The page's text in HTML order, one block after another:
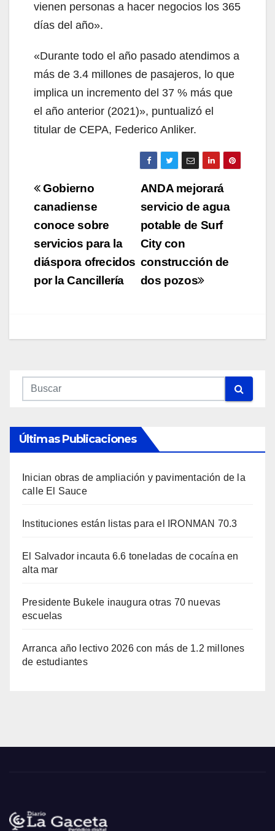
vienen personas a hacer negocios los 365
días del año».
«Durante todo el año pasado atendimos a
más de 3.4 millones de pasajeros, lo que
implica un incremento del 37 % más que
el año anterior (2021)», puntualizó el
titular de CEPA, Federico Anliker.
Navegación
de
entradas
ANDA mejorará
servicio de agua
potable de Surf
City con
construcción de
dos pozos
Gobierno
canadiense
conoce sobre
servicios para la
diáspora ofrecidos
por la Cancillería
Últimas Publicaciones
Inician obras de ampliación y pavimentación de la
calle El Sauce
Instituciones están listas para el IRONMAN 70.3
El Salvador incauta 6.6 toneladas de cocaína en
alta mar
Presidente Bukele inaugura otras 70 nuevas
escuelas
Arranca año lectivo 2026 con más de 1.2 millones
de estudiantes